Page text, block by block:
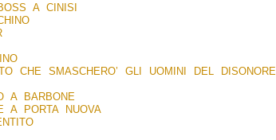
A CINISI
CHE SMASCHERO’ GLI UOMINI DEL DISONORE
A BARBONE
A PORTA NUOVA